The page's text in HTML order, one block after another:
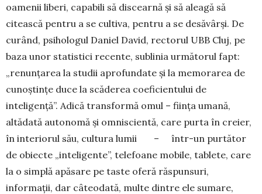
oamenii liberi, capabili să discearnă și să aleagă să
citească pentru a se cultiva, pentru a se desăvârși. De
curând, psihologul Daniel David, rectorul UBB Cluj, pe
baza unor statistici recente, sublinia următorul fapt:
„renunțarea la studii aprofundate și la memorarea de
cunoștințe duce la scăderea coeficientului de
inteligență”. Adică transformă omul – ființa umană,
altădată autonomă și omniscientă, care purta în creier,
în interiorul său, cultura lumii ­ ­ – într-un purtător
de obiecte „inteligente”, telefoane mobile, tablete, care
la o simplă apăsare pe taste oferă răspunsuri,
informații, dar câteodată, multe dintre ele sumare,